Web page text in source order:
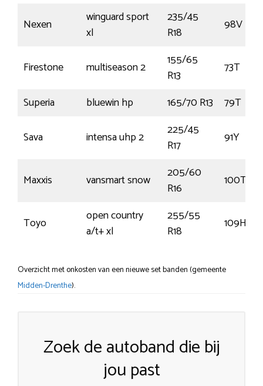
Nexen
winguard sport
xl
235/45
R18
98V
Firestone multiseason 2
155/65
R13
73T
Superia
bluewin hp 165/70 R13
79T
Sava
intensa uhp 2
225/45
R17
91Y
Maxxis vansmart snow
205/60
R16
100T
Toyo
open country
a/t+ xl
255/55
R18
109H
Overzicht met onkosten van een nieuwe set banden (gemeente
Midden-Drenthe).
Zoek de autoband die bij
jou past